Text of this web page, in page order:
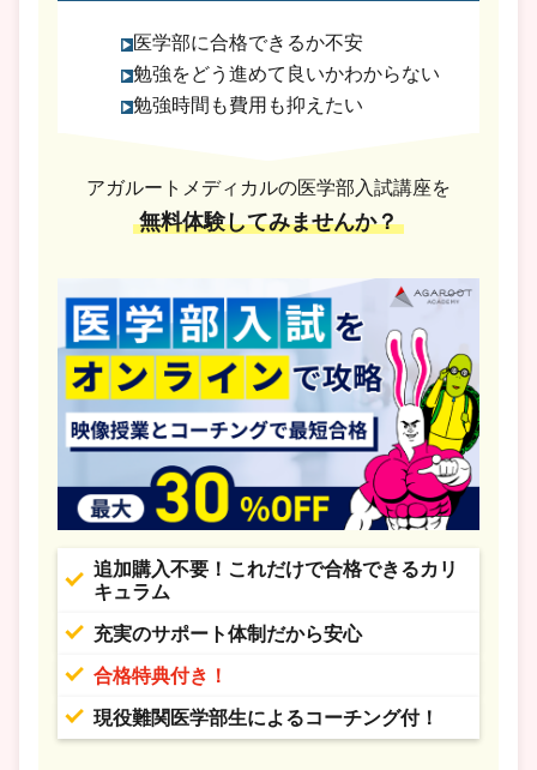
医学部に合格できるか不安
勉強をどう進めて良いかわからない
勉強時間も費用も抑えたい
アガルートメディカルの医学部入試講座を
無料体験してみませんか？
追加購入不要！これだけで合格できるカリ
キュラム
充実のサポート体制だから安心
合格特典付き！
現役難関医学部生によるコーチング付！